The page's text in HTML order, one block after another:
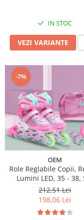
IN STOC
VEZI VARIANTE
-7%
OEM
Role Reglabile Copii,
Lumini LED, 35 - 38,
Protectie - ROZ
212,51 Lei
198,06 Lei